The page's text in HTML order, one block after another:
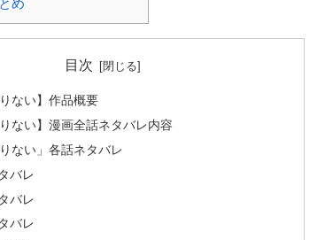
目次
りない】作品概要
りない】漫画全話ネタバレ内容
りない」各話ネタバレ
バレ
バレ
バレ